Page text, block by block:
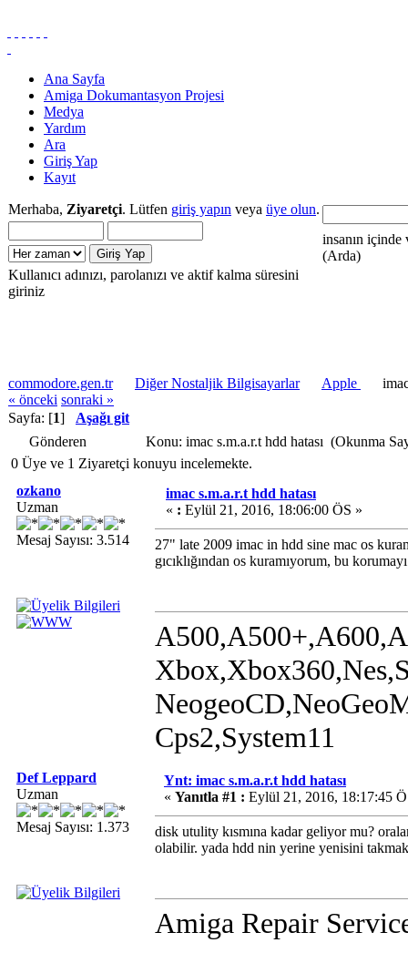
Ana Sayfa
Amiga Dokumantasyon Projesi
Medya
Yardım
Ara
Giriş Yap
Kayıt
Merhaba, Ziyaretçi. Lütfen giriş yapın veya üye olun.
Kullanıcı adınızı, parolanızı ve aktif kalma süresini
giriniz
insanın içinde
(Arda)
commodore.gen.tr Diğer Nostaljik Bilgisayarlar Apple
« önceki sonraki »
Sayfa: [1] Aşağı git
Gönderen
Konu: imac s.m.a.r.t hdd hatası (Okunma
0 Üye ve 1 Ziyaretçi konuyu incelemekte.
ozkano
Uzman
Mesaj Sayısı: 3.514
imac s.m.a.r.t hdd hatası
« : Eylül 21, 2016, 18:06:00 ÖS »
27" late 2009 imac in hdd sine mac os
gıcıklığından os kuramıyorum, bu
Cps2,System11
Def Leppard
Uzman
Mesaj Sayısı: 1.373
Ynt: imac s.m.a.r.t hdd hatası
« Yanıtla #1 : Eylül 21, 2016, 18:17:45
disk utulity kısmına kadar geliyor mu?
olabilir. yada hdd nin yerine yenisini
Amiga Repair